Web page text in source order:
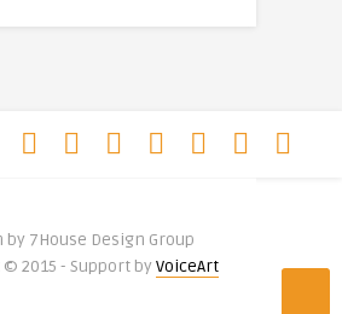
by 7House Design Group
2015 - Support byVoiceArt